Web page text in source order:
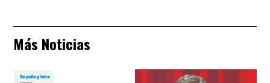
Más Noticias